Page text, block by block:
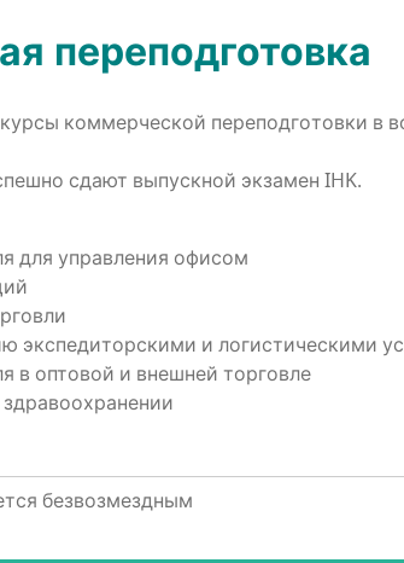
переподготовка
ком­мер­че­ской пере­под­го­тов­ки в
сда­ют выпуск­ной экза­мен IHK.
для управ­ле­ния офисом
экс­пе­ди­тор­ски­ми и логи­сти­че­ски­ми
в опто­вой и внеш­ней торговле
безвозмездным